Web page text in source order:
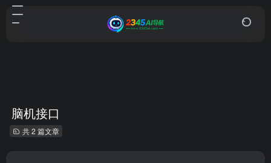
脑机接口
共 2 篇文章